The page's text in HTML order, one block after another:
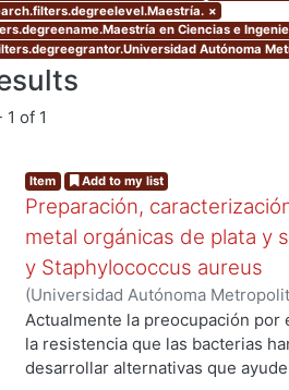
×
en Ciencias e
Autónoma
1 of 1
Item Add to my list
Preparación,
metal orgánicas de plata y
y Staphylococcus aureus
(Universidad Autónoma
de Servicios de Información.,
Actualmente la preocupación
la resistencia que las bacterias
desarrollar alternativas que